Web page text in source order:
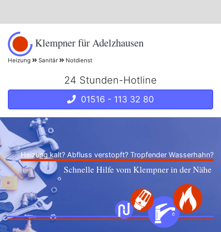
Klempner für Adelzhausen
Heizung Sanitär Notdienst
24 Stunden-Hotline
01516 - 113 32 80
Heizung kalt? Abfluss verstopft? Tropfender Wasserhahn?
Schnelle Hilfe vom Klempner in der Nähe